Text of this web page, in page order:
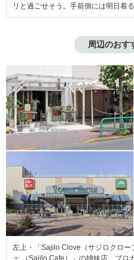
リと過ごせそう。手前側には明日着
周辺のおす
左上・「Sajilo Clove（サジロクロー